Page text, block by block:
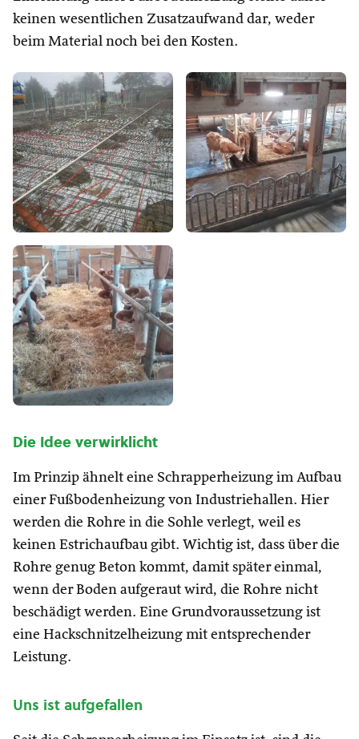
keinen wesentlichen Zusatzaufwand dar, weder
beim Material noch bei den Kosten.
Die Idee verwirklicht
Im Prinzip ähnelt eine Schrapperheizung im Aufbau
einer Fußbodenheizung von Industriehallen. Hier
werden die Rohre in die Sohle verlegt, weil es
keinen Estrichaufbau gibt. Wichtig ist, dass über die
Rohre genug Beton kommt, damit später einmal,
wenn der Boden aufgeraut wird, die Rohre nicht
beschädigt werden. Eine Grundvoraussetzung ist
eine Hackschnitzelheizung mit entsprechender
Leistung.
Uns ist aufgefallen